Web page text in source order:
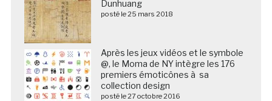
Dunhuang
posté le 25 mars 2018
Après les jeux vidéos et le symbole
@, le Moma de NY intègre les 176
premiers émoticônes à sa
collection design
posté le 27 octobre 2016